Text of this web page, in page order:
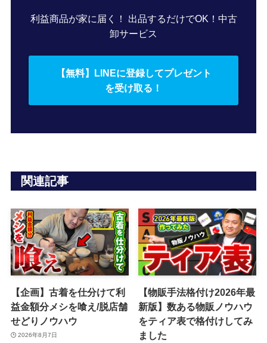
利益商品が家に届く！ 出品するだけでOK！中古
卸サービス
【無料】LINEに登録してプレゼント
を受け取る！
関連記事
【企画】古着を仕分けて利
益金額分メシを喰え/脱店舗
せどりノウハウ
2026年8月7日
【物販手法格付け2026年最
新版】数ある物販ノウハウ
をティア表で格付けしてみ
ました